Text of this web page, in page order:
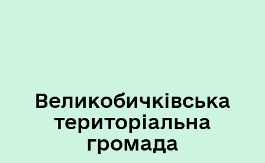
Великобичківська
територіальна
громада